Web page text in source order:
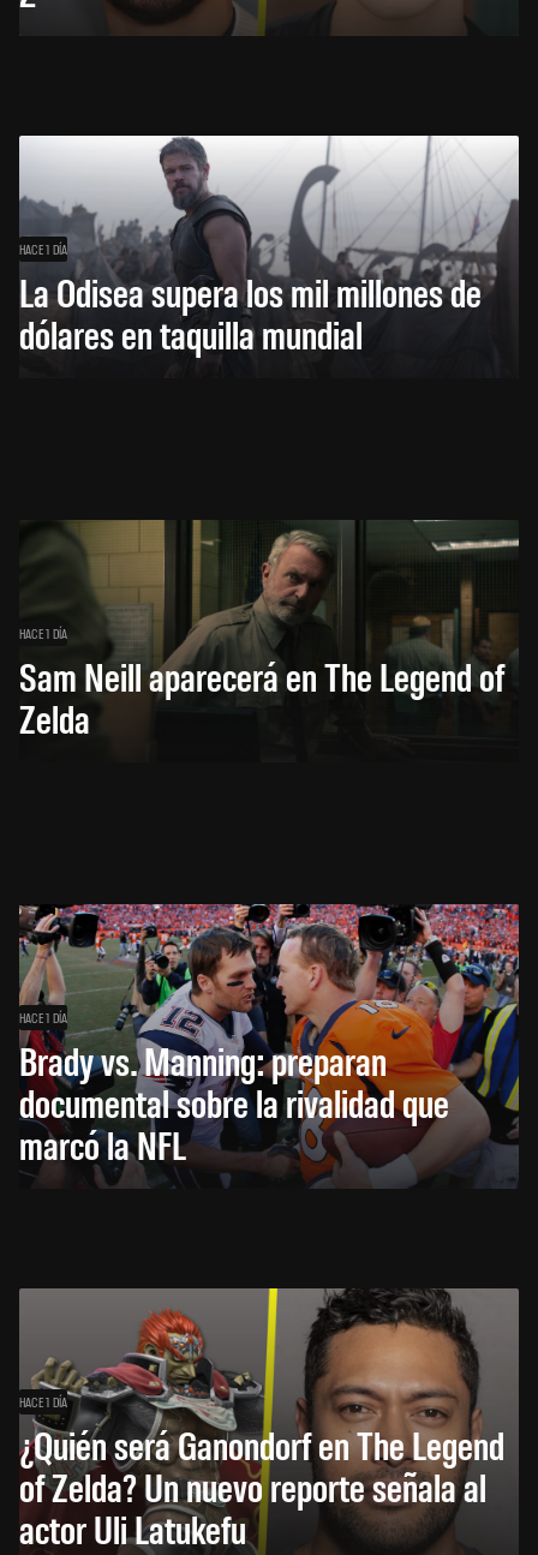
HACE 1 DÍA
La Odisea supera los mil millones de
dólares en taquilla mundial
HACE 1 DÍA
Sam Neill aparecerá en The Legend of
Zelda
HACE 1 DÍA
Brady vs. Manning: preparan
documental sobre la rivalidad que
marcó la NFL
HACE 1 DÍA
¿Quién será Ganondorf en The Legend
of Zelda? Un nuevo reporte señala al
actor Uli Latukefu